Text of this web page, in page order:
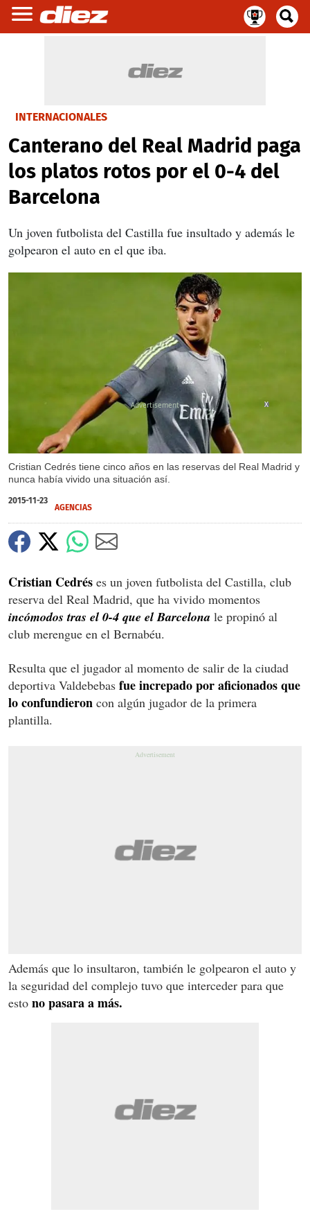
INTERNACIONALES
Canterano del Real Madrid paga
los platos rotos por el 0-4 del
Barcelona
Un joven futbolista del Castilla fue insultado y además le
golpearon el auto en el que iba.
Cristian Cedrés tiene cinco años en las reservas del Real Madrid y
nunca había vivido una situación así.
X
2015-11-23
AGENCIAS
Cristian Cedrés es un joven futbolista del Castilla, club
reserva del Real Madrid, que ha vivido momentos
incómodos tras el 0-4 que el Barcelona le propinó al
club merengue en el Bernabéu.
Resulta que el jugador al momento de salir de la ciudad
deportiva Valdebebas fue increpado por aficionados que
lo confundieron con algún jugador de la primera
plantilla.
Además que lo insultaron, también le golpearon el auto y
la seguridad del complejo tuvo que interceder para que
esto no pasara a más.